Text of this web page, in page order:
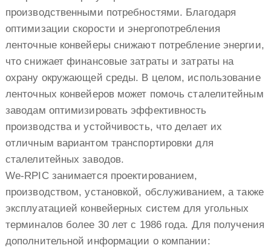
производственными потребностями. Благодаря
оптимизации скорости и энергопотребления
ленточные конвейеры снижают потребление энергии,
что снижает финансовые затраты и затраты на
охрану окружающей среды. В целом, использование
ленточных конвейеров может помочь сталелитейным
заводам оптимизировать эффективность
производства и устойчивость, что делает их
отличным вариантом транспортировки для
сталелитейных заводов.
We-RPIC занимается проектированием,
производством, установкой, обслуживанием, а также
эксплуатацией конвейерных систем для угольных
терминалов более 30 лет с 1986 года. Для получения
дополнительной информации о компании: